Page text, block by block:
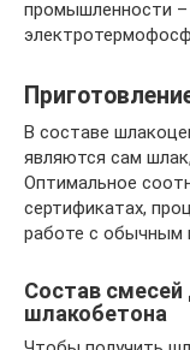
промышленности
В составе
являются сам
Оптимальное
сертификатах,
работе с обычным
Состав смесей
шлакобетона